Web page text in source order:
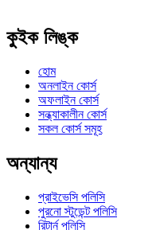
কুইক লিঙ্ক
হোম
অনলাইন কোর্স
অফলাইন কোর্স
সন্ধ্যাকালীন কোর্স
সকল কোর্স সমূহ
অন্যান্য
প্রাইভেসি পলিসি
পুরনো স্টুডেন্ট পলিসি
রিটার্ন পলিসি